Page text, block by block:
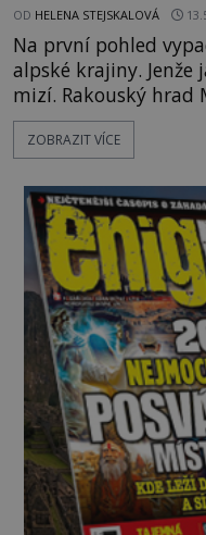
OD HELENA STEJSKALOVÁ
Na první pohled
alpské krajiny.
mizí. Rakouský hrad
nejděsivějšího domu
slyší kroky v
temná minulost
dodnes nepodařilo vysvětlit.
horách Salcburska u
ZOBRAZIT VÍCE